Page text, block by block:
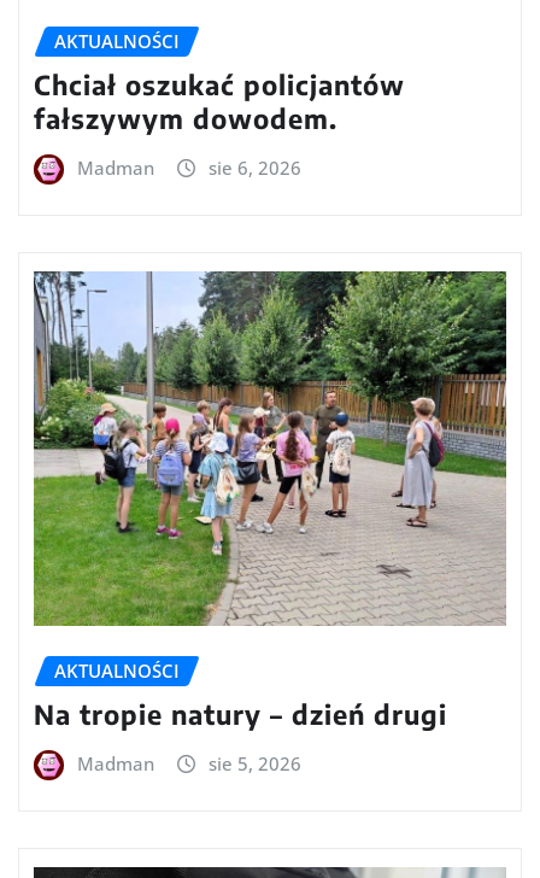
AKTUALNOŚCI
Chciał oszukać policjantów
fałszywym dowodem.
Madman sie 6, 2026
AKTUALNOŚCI
Na tropie natury – dzień drugi
Madman sie 5, 2026